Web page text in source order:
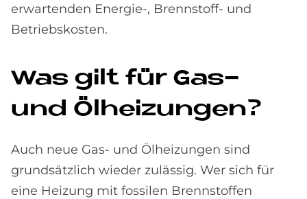
erwartenden Energie-, Brennstoff- und
Betriebskosten.
Was gilt für Gas-
und Öl­hei­zun­gen?
Auch neue Gas- und Ölheizungen sind
grundsätzlich wieder zulässig. Wer sich für
eine Heizung mit fossilen Brennstoffen